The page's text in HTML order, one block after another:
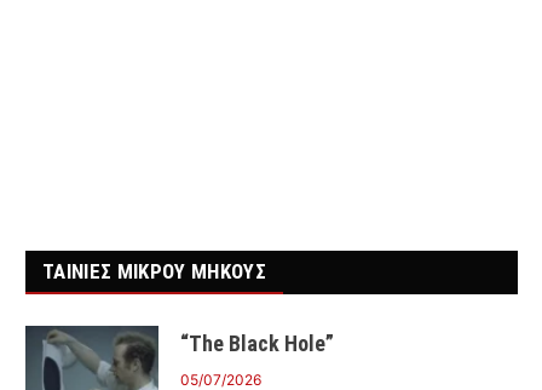
ΤΑΙΝΙΕΣ ΜΙΚΡΟΥ ΜΗΚΟΥΣ
“The Black Hole”
05/07/2026